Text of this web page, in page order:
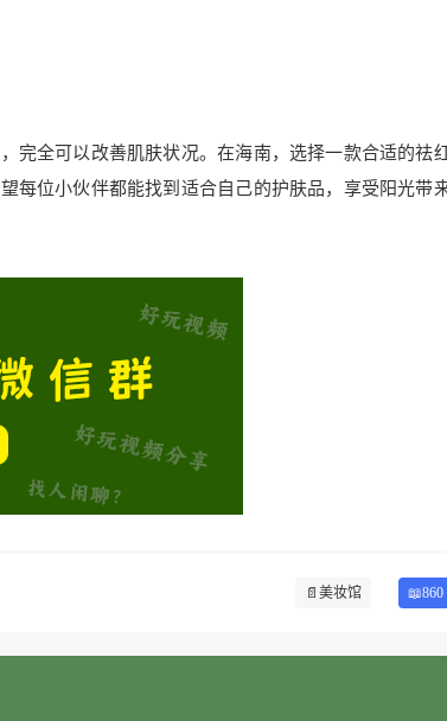
完全可以改善肌肤状况。在海南，选择一款合适的祛
每位小伙伴都能找到适合自己的护肤品，享受阳光带
📄 美妆馆 📖860